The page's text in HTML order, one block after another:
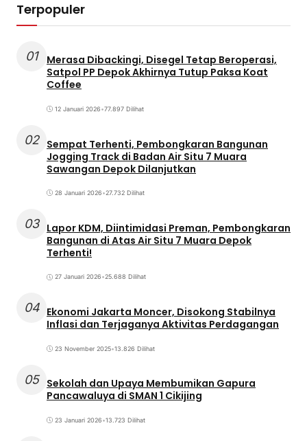
Terpopuler
01
Merasa Dibackingi, Disegel Tetap Beroperasi,
Satpol PP Depok Akhirnya Tutup Paksa Koat
Coffee
12 Januari 2026•77.897 Dilihat
02 Sempat Terhenti, Pembongkaran Bangunan
Jogging Track di Badan Air Situ 7 Muara
Sawangan Depok Dilanjutkan
28 Januari 2026•27.732 Dilihat
03 Lapor KDM, Diintimidasi Preman, Pembongkaran
Bangunan di Atas Air Situ 7 Muara Depok
Terhenti!
27 Januari 2026•25.688 Dilihat
04 Ekonomi Jakarta Moncer, Disokong Stabilnya
Inflasi dan Terjaganya Aktivitas Perdagangan
23 November 2025•13.826 Dilihat
05 Sekolah dan Upaya Membumikan Gapura
Pancawaluya di SMAN 1 Cikijing
23 Januari 2026•13.723 Dilihat